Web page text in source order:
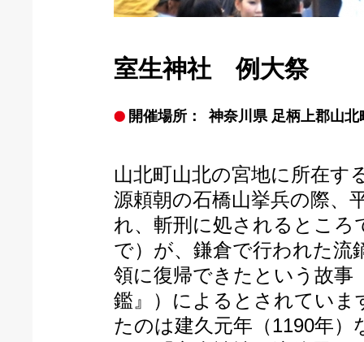
室生神社 例大祭
開催場所： 神奈川県 足柄上郡山北
山北町山北の宮地に所在す
源頼朝の石橋山挙兵の際、
れ、斬刑に処されるところ
で）が、鎌倉で行われた流
領に復帰できたという故事
鑑』）によるとされていま
たのは建久元年（1190年